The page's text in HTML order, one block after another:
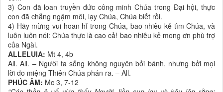
3) Con đã loan truyền đức công minh Chúa trong Ðại hội, thực
con đã chẳng ngậm môi, lạy Chúa, Chúa biết rồi.
4) Hãy mừng vui hoan hỉ trong Chúa, bao nhiêu kẻ tìm Chúa, và
luôn luôn nói: Chúa thực là cao cả! bao nhiêu kẻ mong ơn phù trợ
của Ngài.
ALLELUIA: Mt 4, 4b
All. All. – Người ta sống không nguyên bởi bánh, nhưng bởi mọi
lời do miệng Thiên Chúa phán ra. – All.
PHÚC ÂM: Mc 3, 7-12